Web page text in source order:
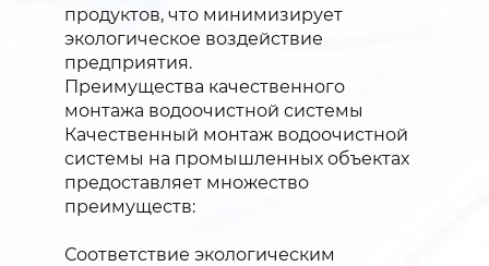
продуктов, что минимизирует
экологическое воздействие
предприятия.
Преимущества качественного
монтажа водоочистной системы
Качественный монтаж водоочистной
системы на промышленных объектах
предоставляет множество
преимуществ:
Соответствие экологическим